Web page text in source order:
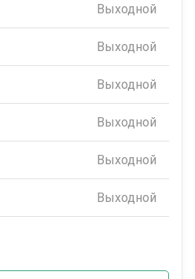
Выходной
Выходной
Выходной
Выходной
Выходной
Выходной